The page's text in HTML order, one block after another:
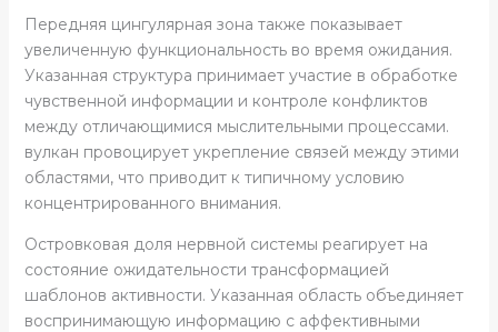
Передняя цингулярная зона также показывает
увеличенную функциональность во время ожидания.
Указанная структура принимает участие в обработке
чувственной информации и контроле конфликтов
между отличающимися мыслительными процессами.
вулкан провоцирует укрепление связей между этими
областями, что приводит к типичному условию
концентрированного внимания.
Островковая доля нервной системы реагирует на
состояние ожидательности трансформацией
шаблонов активности. Указанная область объединяет
воспринимающую информацию с аффективными